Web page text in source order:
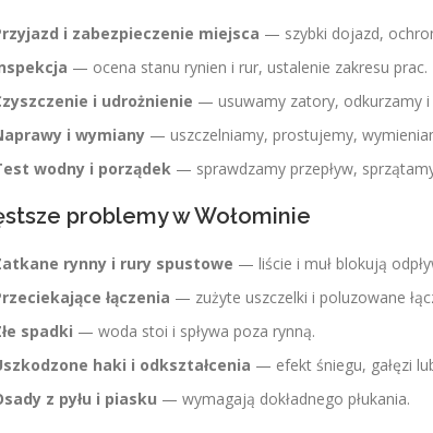
i zabezpieczenie miejsca — szybki dojazd,
— ocena stanu rynien i rur, ustalenie zakresu prac.
i udrożnienie — usuwamy zatory, odkurzamy i
i wymiany — uszczelniamy, prostujemy,
wodny i porządek — sprawdzamy przepływ,
problemy w Wołominie
rynny i rury spustowe — liście i muł blokują
łączenia — zużyte uszczelki i poluzowane
spadki — woda stoi i spływa poza rynną.
haki i odkształcenia — efekt śniegu, gałęzi
z pyłu i piasku — wymagają dokładnego płukania.